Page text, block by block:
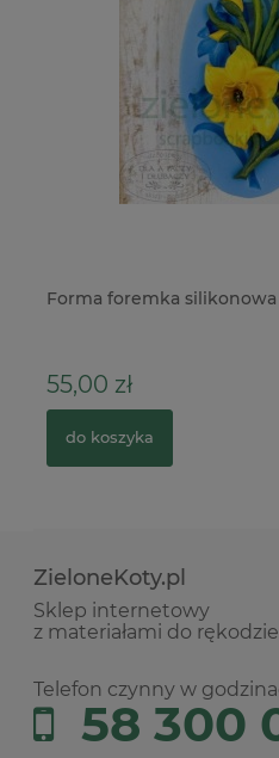
Forma foremka
55,00 zł
do koszyka
ZieloneKoty.pl
Sklep internetowy
z materiałami do
Telefon czynny w
58 300